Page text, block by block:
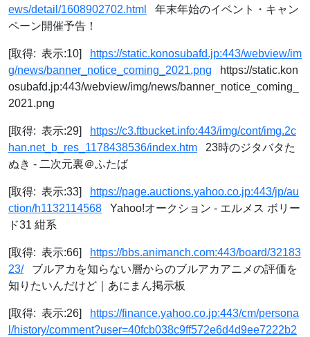
ews/detail/1608902702.html
年末年始のイベント・キャン
ペーン開催予告！
[取得: 表示:10]
https://static.konosubafd.jp:443/webview/im
g/news/banner_notice_coming_2021.png https://static.kon
osubafd.jp:443/webview/img/news/banner_notice_coming_
2021.png
[取得: 表示:29]
https://c3.ftbucket.info:443/img/cont/img.2c
han.net_b_res_1178438536/index.htm 23時のジタバタた
ぬき - 二次元裏＠ふたば
[取得: 表示:33]
https://page.auctions.yahoo.co.jp:443/jp/au
ction/h1132114568 Yahoo!オークション - エルメス ボリー
ド31 紺系
[取得: 表示:66]
https://bbs.animanch.com:443/board/32183
23/ブルアカを知らない層からのブルアカアニメの評価を
知りたいんだけど｜あにまん掲示板
[取得: 表示:26]
https://finance.yahoo.co.jp:443/cm/persona
l/history/comment?user=40fcb038c9ff572e6d4d9ee7222b2